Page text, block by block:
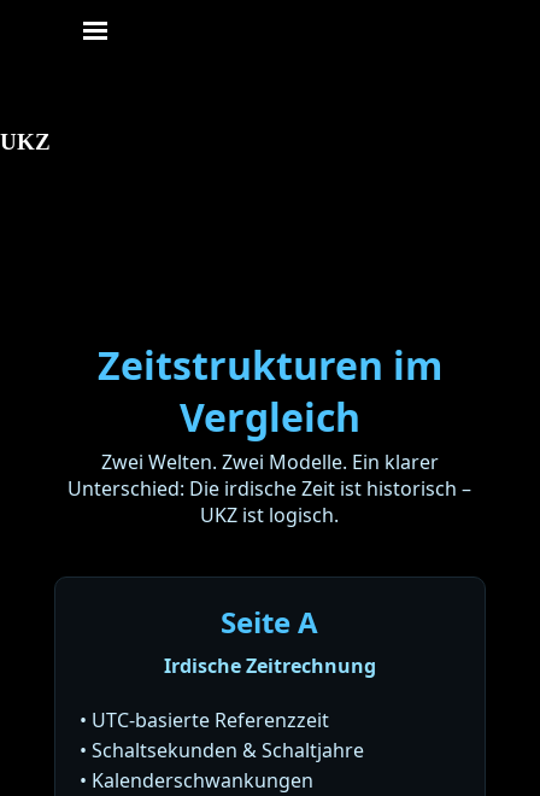
UKZ
Zeitstrukturen im
Vergleich
Zwei Welten. Zwei Modelle. Ein klarer
Unterschied: Die irdische Zeit ist historisch –
UKZ ist logisch.
Seite A
Irdische Zeitrechnung
• UTC-basierte Referenzzeit
• Schaltsekunden & Schaltjahre
• Kalenderschwankungen